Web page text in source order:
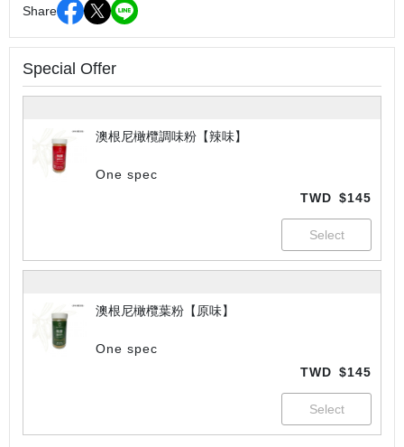
Share
Special Offer
澳根尼橄欖調味粉【辣味】
One spec
TWD $145
澳根尼橄欖葉粉【原味】
One spec
TWD $145